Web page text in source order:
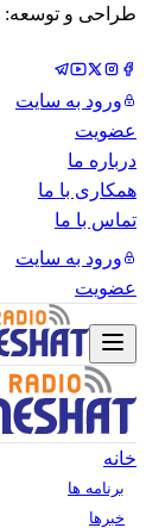
طراحی و توسعه:
ورود به سایت
عضویت
درباره ما
همکاری با ما
تماس با ما
ورود به سایت
عضویت
خانه
برنامه ها
خبرها